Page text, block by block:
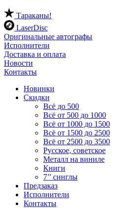
Тараканы!
LaserDisc
Оригинальные автографы
Исполнители
Доставка и оплата
Новости
Контакты
Новинки
Скидки
Всё до 500
Всё от 500 до 1000
Всё от 1000 до 1500
Всё от 1500 до 2500
Всё от 2500 до 3500
Русское, советское
Металл на виниле
Книги
7’’ синглы
Предзаказ
Исполнители
Контакты